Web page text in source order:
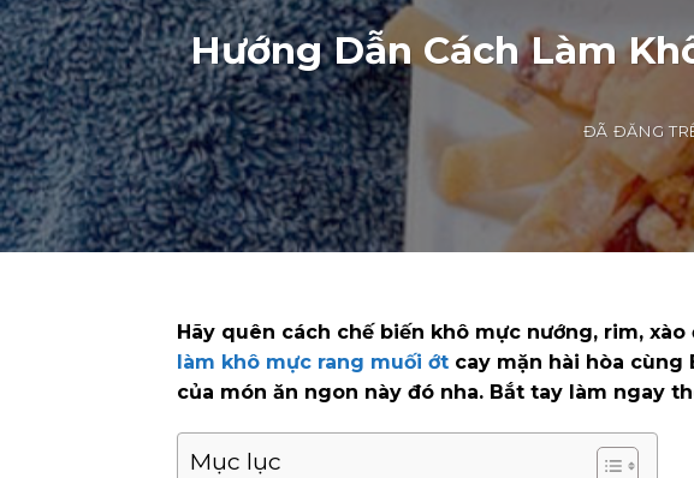
Hướng Dẫn Cách Làm
ĐÃ ĐĂNG
Hãy quên cách chế biến khô mực nướng, rim,
làm khô mực rang muối ớt cay mặn hài hòa cùng
của món ăn ngon này đó nha. Bắt tay làm ngay
Mục lục